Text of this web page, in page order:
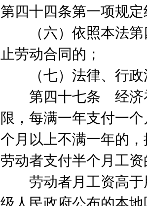
第四十四条第一项规
（六）依照本法第
止劳动合同的；
（七）法律、行政
第四十七条 经济补
限，每满一年支付一
个月以上不满一年的
劳动者支付半个月工
劳动者月工资高于